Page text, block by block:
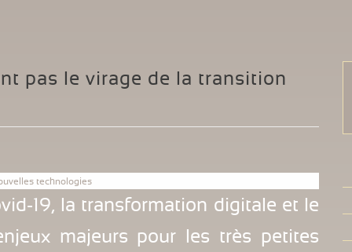
pas le virage de la transition
technologies
19, la transformation digitale et le
majeurs pour les très petites